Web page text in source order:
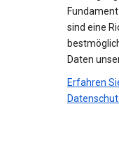
sind eine
Daten
Erfahren